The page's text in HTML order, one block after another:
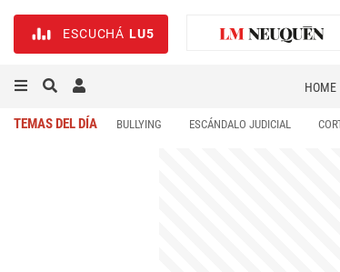
ESCUCHÁ LU5
HOME
TEMAS DEL DÍA BULLYING ESCÁNDALO JUDICIAL